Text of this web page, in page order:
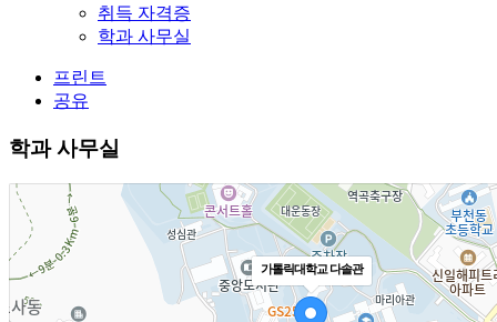
취득 자격증
학과 사무실
프린트
공유
학과 사무실
가톨릭대학교 다솔관